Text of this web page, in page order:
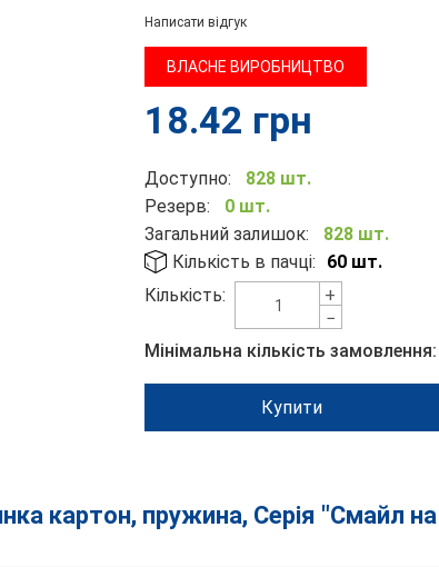
Написати відгук
ВЛАСНЕ ВИРОБНИЦТВО
18.42 грн
Доступно:
828 шт.
Резерв:
0 шт.
Загальний залишок:
828 шт.
Кількість в пачці:
60 шт.
Кількість:
+
−
Мінімальна кількість замовлення:
Купити
картон, пружина, Серія "Смайл на